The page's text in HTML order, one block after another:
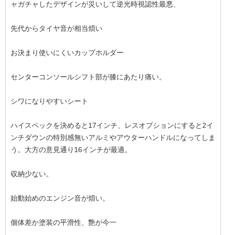
ャガチャしたデザインが災いして逆光時視認性最悪、
先代からタイヤ音が相当煩い
お決まり使いにくいカップホルダー
センターコンソールシフト部が膝にあたり痛い。
シワになりやすいシート
ハイスペックを決めると17インチ、レスオプションにすると2イ
ンチダウンの特別感無いアルミやアウターハンドルになってしま
う。大方の意見通り16インチが最適。
収納少ない。
始動始めのエンジン音が煩い。
個体差か塗装の平滑性、艶が今一